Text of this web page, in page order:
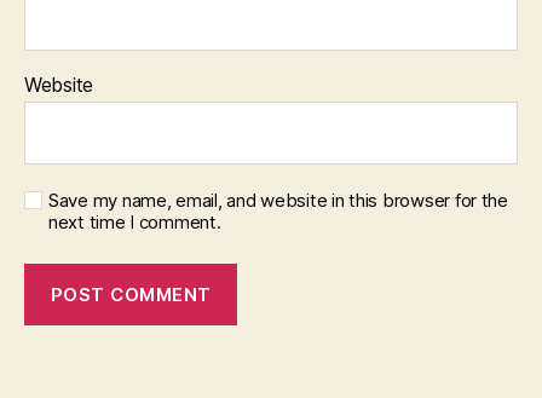
Website
Save my name, email, and website in this browser for the
next time I comment.